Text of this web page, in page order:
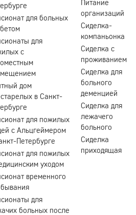
для больных
для
с
дом
в Санкт-
для пожилых
с Альцгеймером
Петербурге
для пожилых
уходом
временного
для
больных после
Питание
организаций
Сиделка-
компаньонка
Сиделка с
проживанием
Сиделка для
больного
деменцией
Сиделка для
лежачего
больного
Сиделка
приходящая